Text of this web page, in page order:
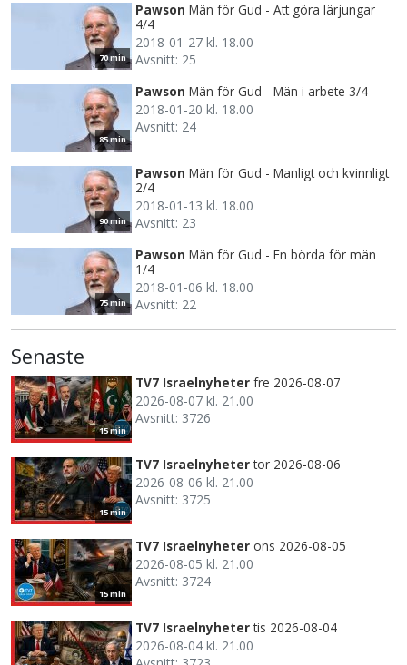
70 min
Pawson Män för Gud - Att göra lärjungar
4/4
2018-01-27 kl. 18.00
Avsnitt: 25
85 min
Pawson Män för Gud - Män i arbete 3/4
2018-01-20 kl. 18.00
Avsnitt: 24
90 min
Pawson Män för Gud - Manligt och kvinnligt
2/4
2018-01-13 kl. 18.00
Avsnitt: 23
75 min
Pawson Män för Gud - En börda för män
1/4
2018-01-06 kl. 18.00
Avsnitt: 22
Senaste
15 min
TV7 Israelnyheter fre 2026-08-07
2026-08-07 kl. 21.00
Avsnitt: 3726
15 min
TV7 Israelnyheter tor 2026-08-06
2026-08-06 kl. 21.00
Avsnitt: 3725
15 min
TV7 Israelnyheter ons 2026-08-05
2026-08-05 kl. 21.00
Avsnitt: 3724
TV7 Israelnyheter tis 2026-08-04
2026-08-04 kl. 21.00